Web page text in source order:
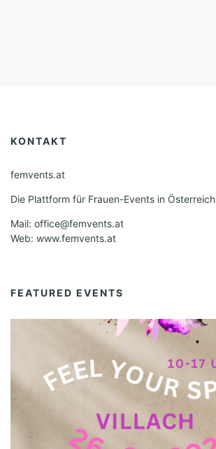
KONTAKT
femvents.at
Die Plattform für Frauen-Events in Österreich
Mail: office@femvents.at
Web: www.femvents.at
FEATURED EVENTS